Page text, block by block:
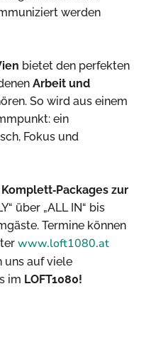
werden
bietet den perfekten
Arbeit und
So wird aus einem
ein
Fokus und
zur
über „ALL IN“ bis
Termine können
www.loft1080.at
uns auf viele
im LOFT1080!